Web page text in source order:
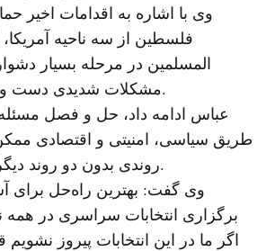
وی با اشاره به اقدامات اخیر
فلسطین از سه ناحیه
المسلمین در مرحله بسیار
مشکلات شدیدی دست و پنجه نرم می‌کند.
عباس ادامه داد، حل و فصل
طریق سیاسی، امنیتی و اقتصادی
روندی بدون دو روند دیگر غیرممکن است.
وی گفت: بهترین راه‌حل برای
برگزاری انتخابات سراسری در
اگر ما در این انتخابات پیروز